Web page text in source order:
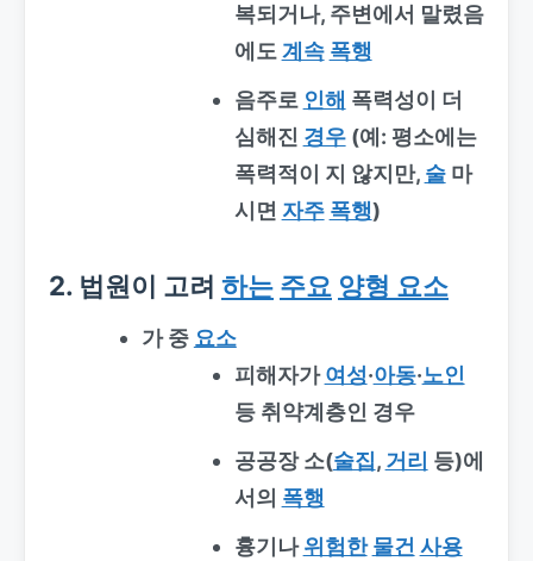
복되거나, 주변에서 말렸음
에도 계속 폭행
음주로 인해 폭력성이 더
심해진 경우(예: 평소에는
폭력적이 지 않지만, 술마
시면 자주 폭행)
2. 법원이 고려 하는 주요 양형 요소
가 중 요소
피해자가여성·아동·노인
등 취약계층인 경우
공공장 소(술집, 거리 등)에
서의 폭행
흉기나위험한 물건 사용